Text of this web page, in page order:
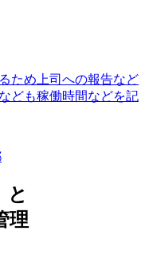
ため上司への報告など
ども稼働時間などを記
と
理